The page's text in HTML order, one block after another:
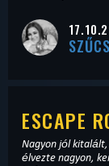
ESCAPE
Nagyon jól
élvezte nagyon,